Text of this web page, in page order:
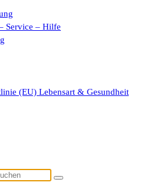
Service – Hilfe
(EU) Lebensart & Gesundheit